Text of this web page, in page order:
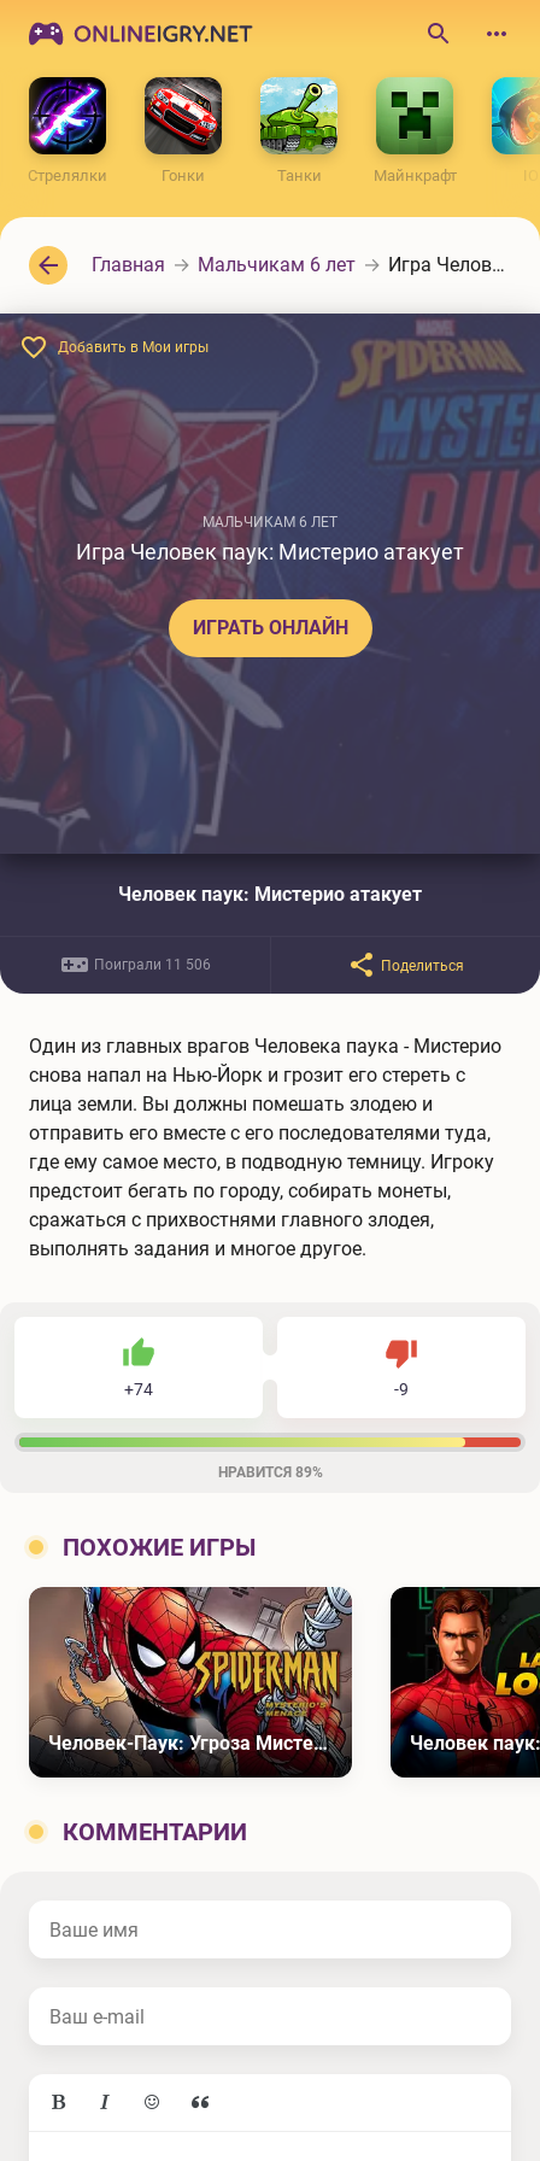
по
сайту
Стрелялки Гонки Танки Майнкрафт IO
Главная Мальчикам 6 лет Игра Человек паук: Мистерио атакует
МАЛЬЧИКАМ 6 ЛЕТ
Игра Человек паук: Мистерио атакует
ИГРАТЬ ОНЛАЙН
Добавить в Мои игры
Человек паук: Мистерио атакует
Поиграли 11 506 Поделиться
Один из главных врагов Человека паука - Мистерио
снова напал на Нью-Йорк и грозит его стереть с
лица земли. Вы должны помешать злодею и
отправить его вместе с его последователями туда,
где ему самое место, в подводную темницу. Игроку
предстоит бегать по городу, собирать монеты,
сражаться с прихвостнями главного злодея,
выполнять задания и многое другое.
+74
Нравится
-9
НРАВИТСЯ 89%
ПОХОЖИЕ ИГРЫ
Человек-Паук: Угроза Мистерио
КОММЕНТАРИИ